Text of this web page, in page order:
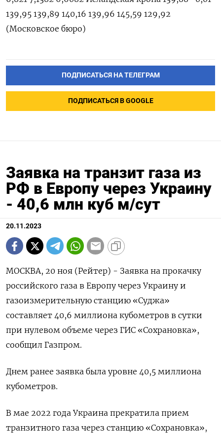
139,95 139,89 140,16 139,96 145,59 129,92
(Московское бюро)
ПОДПИСАТЬСЯ НА ТЕЛЕГРАМ
ПОДПИСАТЬСЯ В GOOGLE
Заявка на транзит газа из
РФ в Европу через Украину
- 40,6 млн куб м/сут
20.11.2023
МОСКВА, 20 ноя (Рейтер) - Заявка на прокачку
российского газа в Европу через Украину и
газоизмерительную станцию «Суджа»
составляет 40,6 миллиона кубометров в сутки
при нулевом объеме через ГИС «Сохрановка»,
сообщил Газпром.
Днем ранее заявка была уровне 40,5 миллиона
кубометров.
В мае 2022 года Украина прекратила прием
транзитного газа через станцию «Сохрановка»,